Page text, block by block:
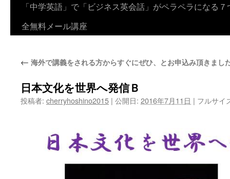
キ
プ
「中学英語」で「ビジネス英会話」がペラペラになる
全無料メール講座
← 海外で講義をされる方からすぐにぜひ、とお申込み頂きまし
日本文化を世界へ発信Ｂ
投稿者: cherryhoshino2015 | 公開日: 2016年7月11日 | フルサイ